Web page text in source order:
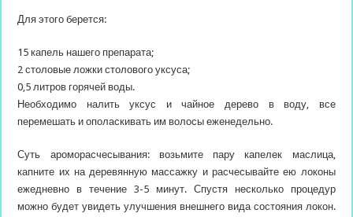
Для этого берется:
15 капель нашего препарата;
2 столовые ложки столового уксуса;
0,5 литров горячей воды.
Необходимо налить уксус и чайное дерево в воду, все
перемешать и ополаскивать им волосы еженедельно.
Суть ароморасчесывания: возьмите пару капелек маслица,
капните их на деревянную массажку и расчесывайте ею локоны
ежедневно в течение 3-5 минут. Спустя несколько процедур
можно будет увидеть улучшения внешнего вида состояния локон.